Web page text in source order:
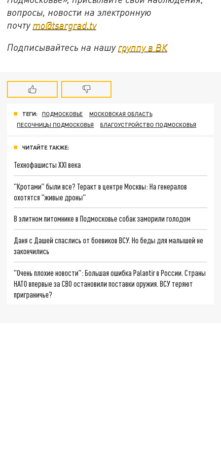
вопросы, новости на электронную
почту mo@tsargrad.tv
Подписывайтесь на нашу группу в ВК
ТЕГИ: ПОДМОСКОВЬЕ
МОСКОВСКАЯ ОБЛАСТЬ
ПЕСОЧНИЦЫ ПОДМОСКОВЬЯ
БЛАГОУСТРОЙСТВО ПОДМОСКОВЬЯ
ЧИТАЙТЕ ТАКЖЕ:
Технофашисты XXI века
"Кротами" были все? Теракт в центре Москвы: На генералов
охотятся "живые дроны"
В элитном питомнике в Подмосковье собак заморили голодом
Даня с Дашей спаслись от боевиков ВСУ. Но беды для малышей не
закончились
"Очень плохие новости": Большая ошибка Palantir в России. Страны
НАТО впервые за СВО остановили поставки оружия. ВСУ теряют
приграничье?